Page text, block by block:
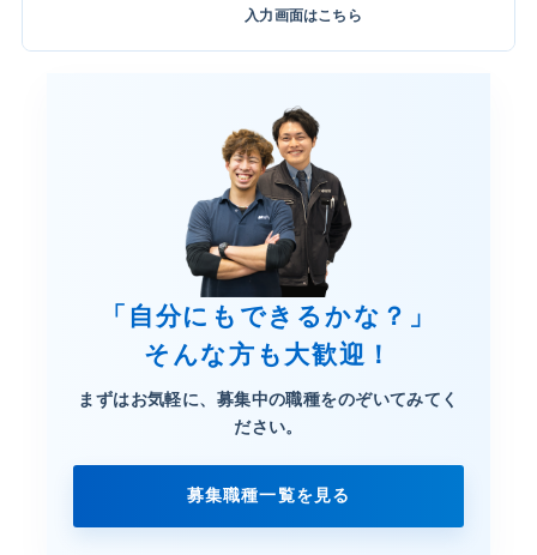
入力画面はこちら
「自分にもできるかな？」
そんな方も大歓迎！
まずはお気軽に、募集中の職種をのぞいてみてく
ださい。
募集職種一覧を見る